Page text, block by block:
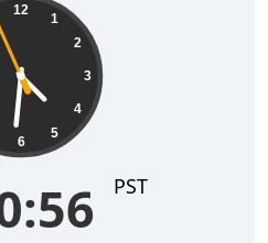
12
1
2
3
4
5
6
PST